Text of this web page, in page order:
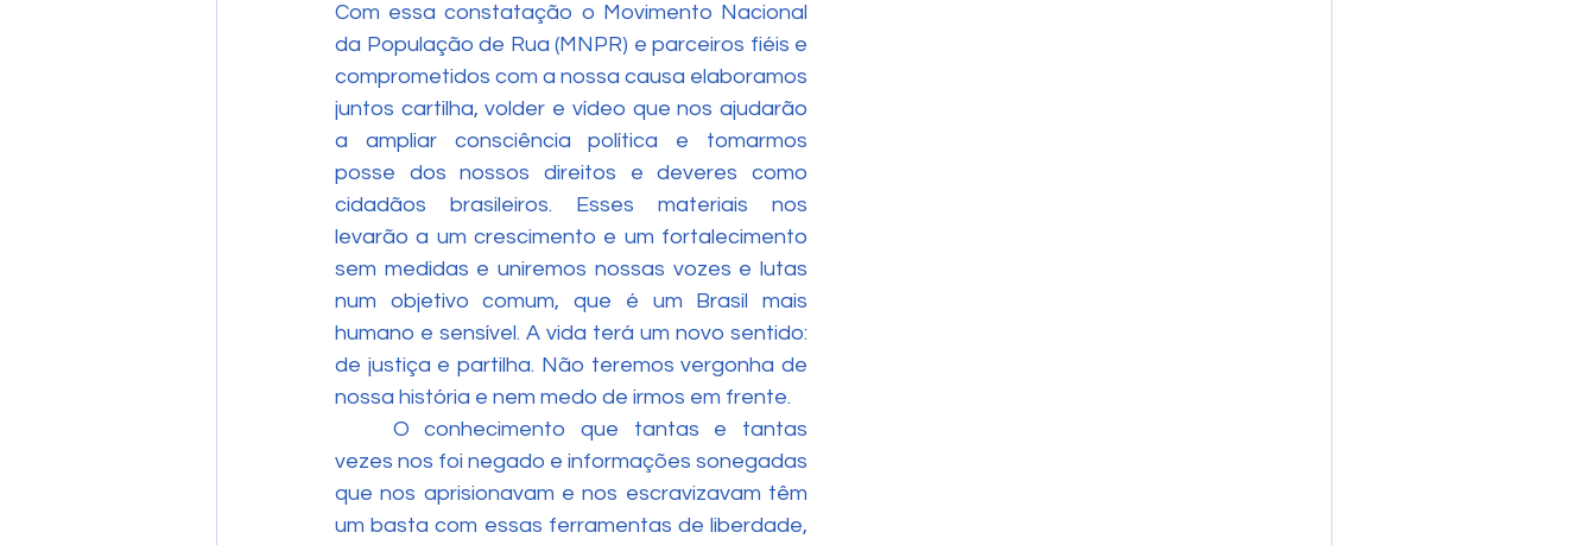
Com essa constatação o Movimento Nacional
da População de Rua (MNPR) e parceiros fiéis e
comprometidos com a nossa causa elaboramos
juntos cartilha, volder e vídeo que nos ajudarão
a ampliar consciência política e tomarmos
posse dos nossos direitos e deveres como
cidadãos brasileiros. Esses materiais nos
levarão a um crescimento e um fortalecimento
sem medidas e uniremos nossas vozes e lutas
num objetivo comum, que é um Brasil mais
humano e sensível. A vida terá um novo sentido:
de justiça e partilha. Não teremos vergonha de
nossa história e nem medo de irmos em frente.
vezes nos foi negado e informações sonegadas
que nos aprisionavam e nos escravizavam têm
um basta com essas ferramentas de liberdade,